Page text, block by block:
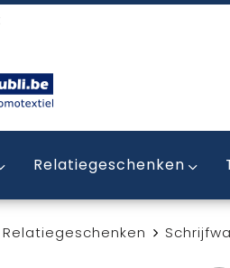
Relatiegeschenken
Relatiegeschenken